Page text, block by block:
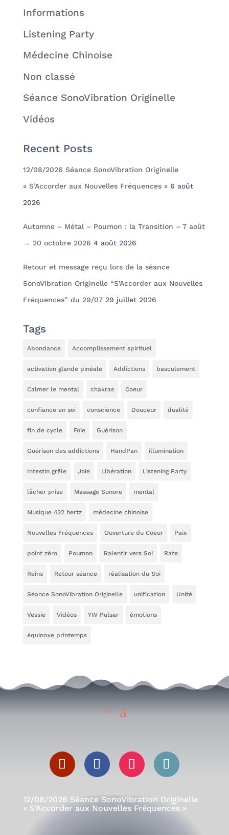
Informations
Listening Party
Médecine Chinoise
Non classé
Séance SonoVibration Originelle
Vidéos
Recent Posts
12/08/2026 Séance SonoVibration Originelle
« S’Accorder aux Nouvelles Fréquences » 6 août
2026
Automne – Métal – Poumon : la Transition – 7 août
→ 20 octobre 2026 4 août 2026
Retour et message reçu lors de la séance
SonoVibration Originelle “S’Accorder aux Nouvelles
Fréquences” du 29/07 29 juillet 2026
Tags
Abondance Accomplissement spirituel
activation glande pinéale Addictions basculement
Calmer le mental chakras Coeur
confiance en soi conscience Douceur dualité
fin de cycle Foie Guérison
Guérison des addictions HandPan illumination
Intestin grêle Joie Libération Listening Party
lâcher prise Massage Sonore mental
Musique 432 hertz médecine chinoise
Nouvelles Fréquences Ouverture du Coeur Paix
point zéro Poumon Ralentir vers Soi Rate
Reins Retour séance réalisation du Soi
Séance SonoVibration Originelle unification Unité
Vessie Vidéos YW Pulsar émotions
équinoxe printemps
12/08/2026 Séance SonoVibration Originelle
« S’Accorder aux Nouvelles Fréquences »